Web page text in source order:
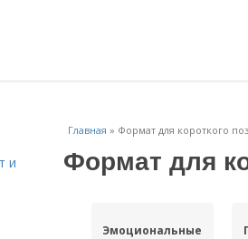
Главная » Формат для короткого
Формат для
Эмоциональные
и